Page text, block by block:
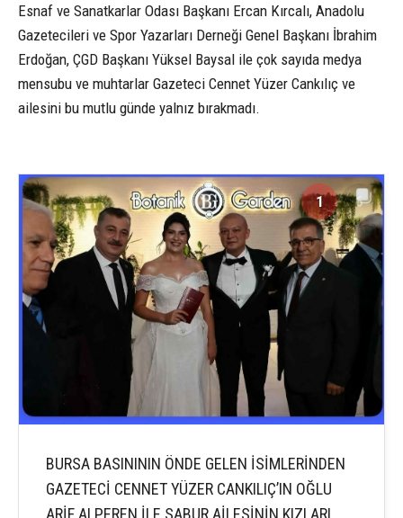
Esnaf ve Sanatkarlar Odası Başkanı Ercan Kırcalı, Anadolu
Gazetecileri ve Spor Yazarları Derneği Genel Başkanı İbrahim
Erdoğan, ÇGD Başkanı Yüksel Baysal ile çok sayıda medya
mensubu ve muhtarlar Gazeteci Cennet Yüzer Cankılıç ve
ailesini bu mutlu günde yalnız bırakmadı.
1 6
BURSA BASINININ ÖNDE GELEN İSİMLERİNDEN
GAZETECİ CENNET YÜZER CANKILIÇ’IN OĞLU
ARİF ALPEREN İLE SABUR AİLESİNİN KIZLARI